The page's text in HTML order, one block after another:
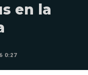
en la
0:27